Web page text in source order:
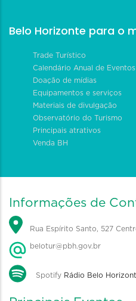
Belo Horizonte para o
Trade Turístico
Calendário Anual de Eventos
Doação de mídias
Equipamentos e serviços
Materiais de divulgação
Observatório do Turismo
Principais atrativos
Venda BH
Informações de
Rua Espírito Santo, 527
belotur@pbh.gov.br
Spotify Rádio Belo